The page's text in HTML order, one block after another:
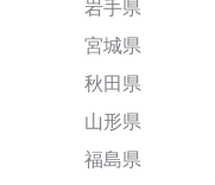
岩手県
宮城県
秋田県
山形県
福島県